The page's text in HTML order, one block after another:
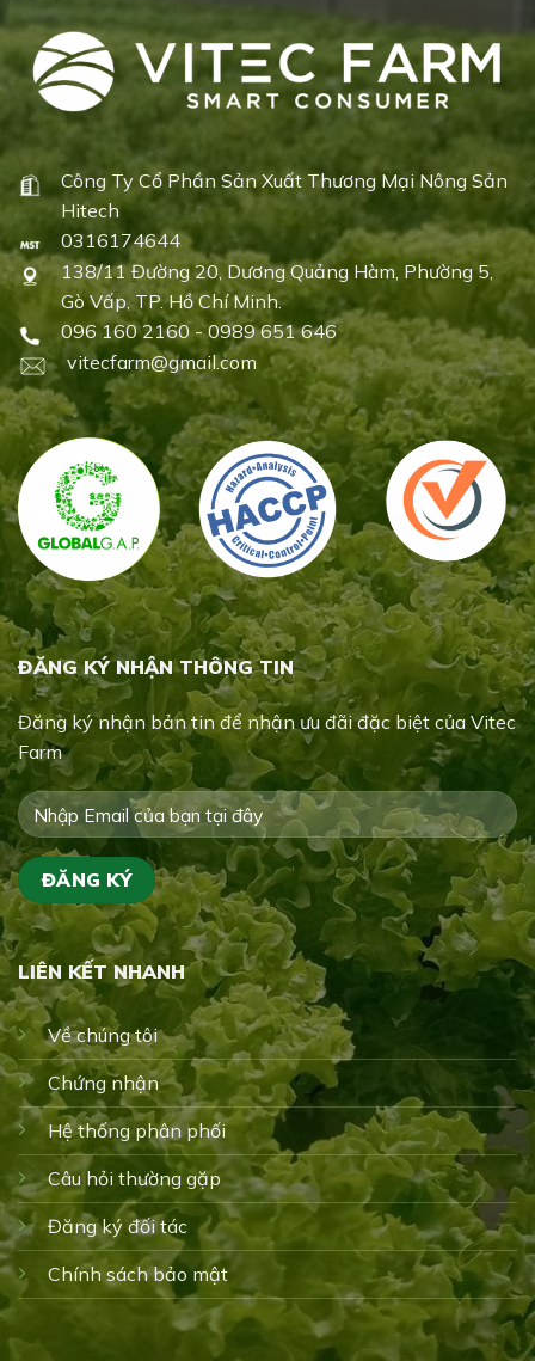
Công Ty Cổ Phần Sản Xuất Thương Mại Nông Sản
Hitech
0316174644
138/11 Đường 20, Dương Quảng Hàm, Phường 5,
Gò Vấp, TP. Hồ Chí Minh.
096 160 2160 - 0989 651 646
vitecfarm@gmail.com
ĐĂNG KÝ NHẬN THÔNG TIN
Đăng ký nhận bản tin để nhận ưu đãi đặc biệt của Vitec
Farm
LIÊN KẾT NHANH
Về chúng tôi
Chứng nhận
Hệ thống phân phối
Câu hỏi thường gặp
Đăng ký đối tác
Chính sách bảo mật